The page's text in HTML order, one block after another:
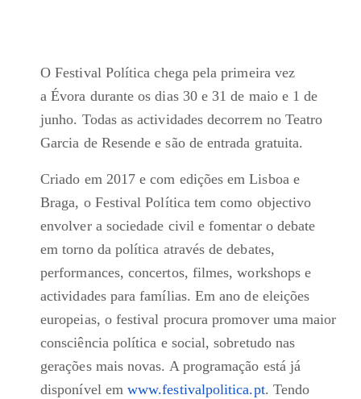
O Festival Política chega pela primeira vez
a Évora durante os dias 30 e 31 de maio e 1 de
junho. Todas as actividades decorrem no Teatro
Garcia de Resende e são de entrada gratuita.
Criado em 2017 e com edições em Lisboa e
Braga, o Festival Política tem como objectivo
envolver a sociedade civil e fomentar o debate
em torno da política através de debates,
performances, concertos, filmes, workshops e
actividades para famílias. Em ano de eleições
europeias, o festival procura promover uma maior
consciência política e social, sobretudo nas
gerações mais novas. A programação está já
disponível emwww.festivalpolitica.pt. Tendo